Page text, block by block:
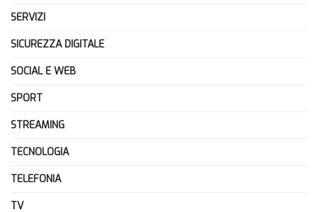
SERVIZI
SICUREZZA DIGITALE
SOCIAL E WEB
SPORT
STREAMING
TECNOLOGIA
TELEFONIA
TV